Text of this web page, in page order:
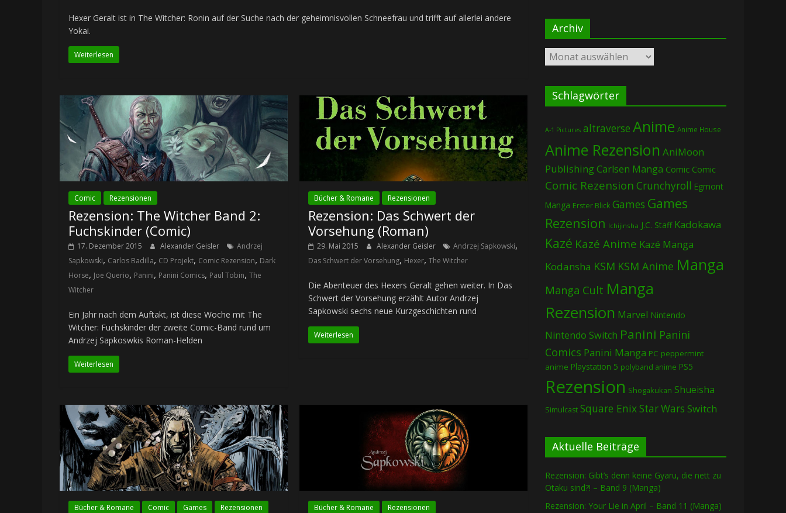
Hexer Geralt ist in The Witcher: Ronin auf der Suche nach der geheimnisvollen Schneefrau und trifft auf allerlei andere
Yokai.
Weiterlesen
Comic Rezensionen
Rezension: The Witcher Band 2:
Fuchskinder (Comic)
17. Dezember 2015 Alexander Geisler
Andrzej
Sapkowski, Carlos Badilla, CD Projekt, Comic Rezension, Dark
Horse, Joe Querio, Panini, Panini Comics, Paul Tobin, The
Witcher
Ein Jahr nach dem Auftakt, ist diese Woche mit The
Witcher: Fuchskinder der zweite Comic-Band rund um
Andrzej Sapkoswkis Roman-Helden
Weiterlesen
Bücher & Romane Rezensionen
Rezension: Das Schwert der
Vorsehung (Roman)
29. Mai 2015 Alexander Geisler Andrzej Sapkowski,
Das Schwert der Vorsehung, Hexer,The Witcher
Die Abenteuer des Hexers Geralt gehen weiter. In Das
Schwert der Vorsehung erzählt Autor Andrzej
Sapkowski sechs neue Kurzgeschichten rund
Weiterlesen
Bücher & Romane Comic Games Rezensionen Bücher & Romane Rezensionen
Archiv
Archiv
Schlagwörter
A-1 Pictures altraverse Anime Anime House
Anime Rezension AniMoon
PublishingCarlsen Manga Comic Comic
Comic Rezension Crunchyroll Egmont
Manga Erster Blick Games Games
Rezension Ichijinsha J.C. Staff Kadokawa
Kazé Kazé Anime Kazé Manga
Kodansha KSM KSM Anime Manga
Manga Cult Manga
Rezension Marvel Nintendo
Nintendo Switch Panini Panini
Comics Panini Manga PC peppermint
anime Playstation 5 polyband anime PS5
Rezension Shogakukan Shueisha
Simulcast Square EnixStar Wars Switch
Aktuelle Beiträge
Rezension: Gibt’s denn keine Gyaru, die nett zu
Otaku sind?! – Band 9 (Manga)
Rezension: Your Lie in April – Band 11 (Manga)